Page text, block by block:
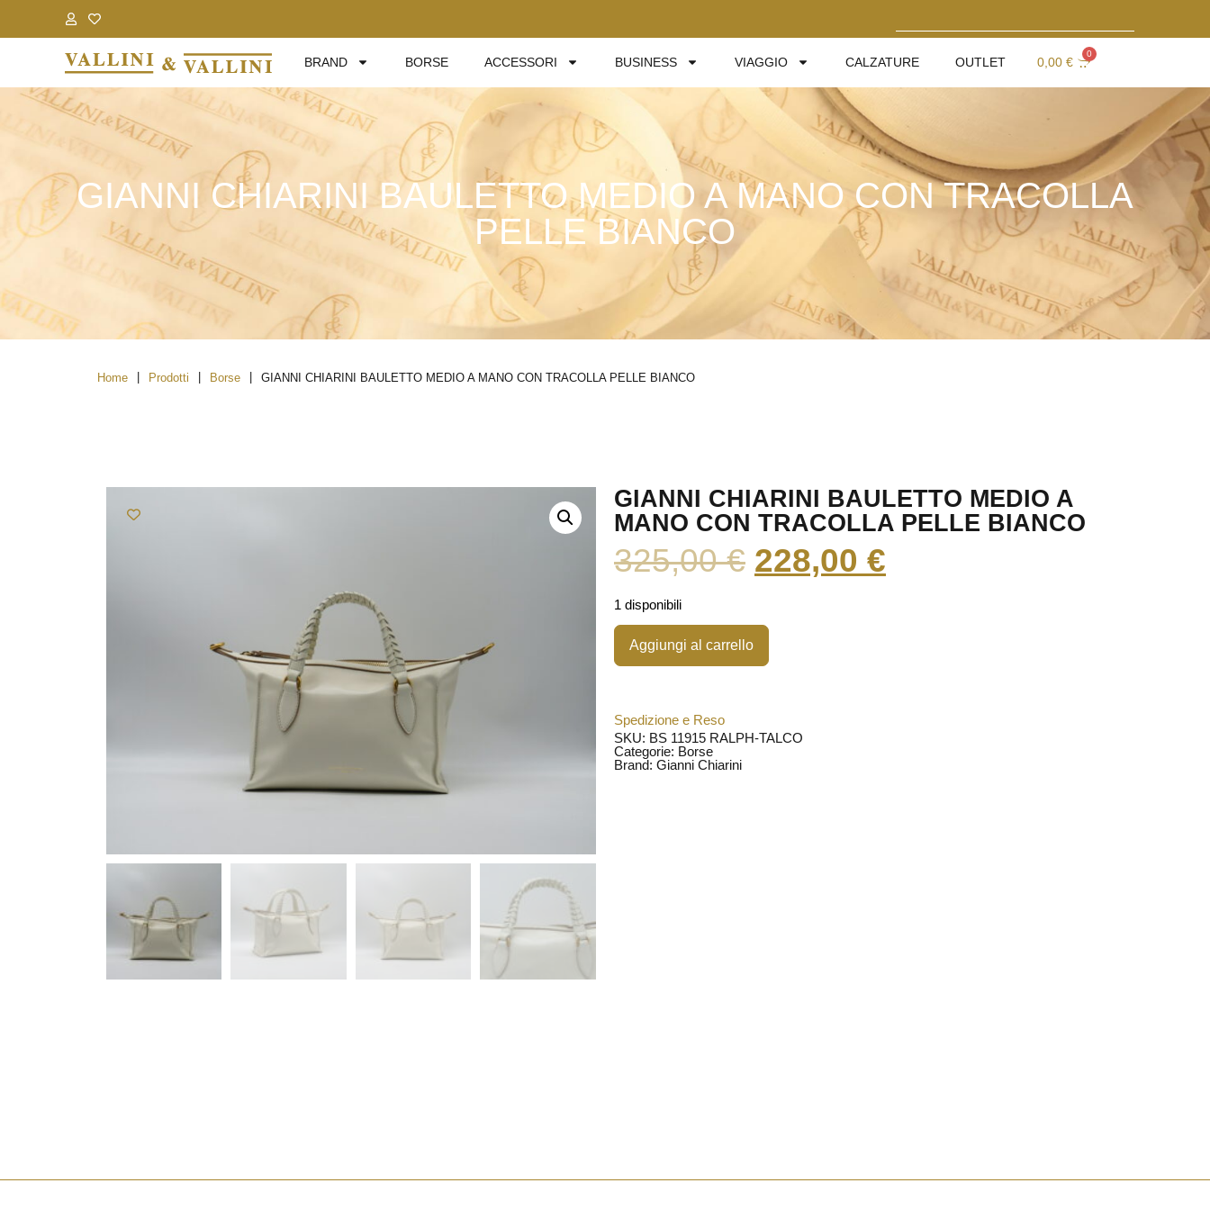
BRAND BORSE ACCESSORI BUSINESS VIAGGIO CALZATURE OUTLET 0,00 €
0
GIANNI CHIARINI BAULETTO MEDIO A MANO CON TRACOLLA
PELLE BIANCO
Home Prodotti Borse GIANNI CHIARINI BAULETTO MEDIO A MANO CON TRACOLLA PELLE BIANCO
GIANNI CHIARINI BAULETTO MEDIO A
MANO CON TRACOLLA PELLE BIANCO
325,00€ 228,00 €
1 disponibili
Aggiungi al carrello
Spedizione e Reso
SKU: BS 11915 RALPH-TALCO
Categorie: Borse
Brand: Gianni Chiarini